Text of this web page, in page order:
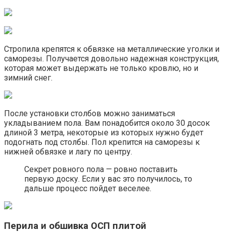
Стропила крепятся к обвязке на металлические уголки и
саморезы. Получается довольно надежная конструкция,
которая может выдержать не только кровлю, но и
зимний снег.
После установки столбов можно заниматься
укладыванием пола. Вам понадобится около 30 досок
длиной 3 метра, некоторые из которых нужно будет
подогнать под столбы. Пол крепится на саморезы к
нижней обвязке и лагу по центру.
Секрет ровного пола — ровно поставить
первую доску. Если у вас это получилось, то
дальше процесс пойдет веселее.
Перила и обшивка ОСП плитой